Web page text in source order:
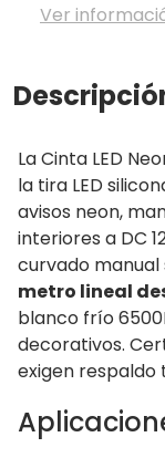
Ver
La Cinta LED
la tira LED
avisos neon,
interiores a DC
curvado
metro lineal
blanco frío
decorativos.
exigen respaldo